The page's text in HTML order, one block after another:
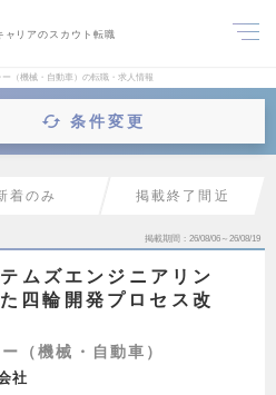
ャリアのスカウト転職
（機械・自動車）の転職・求人情報
条件変更
着のみ 掲載終了間近
掲載期間 26/08/06～26/08/19
ムズエンジニアリン
四輪開発プロセス改
（機械・自動車）
社